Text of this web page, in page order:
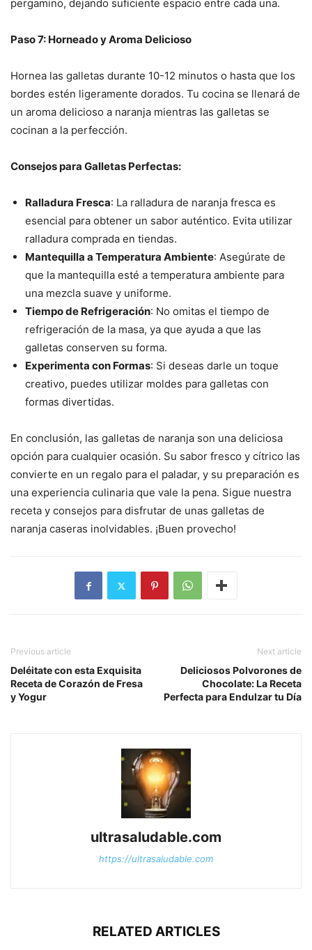
pergamino, dejando suficiente espacio entre cada una.
Paso 7: Horneado y Aroma Delicioso
Hornea las galletas durante 10-12 minutos o hasta que los
bordes estén ligeramente dorados. Tu cocina se llenará de
un aroma delicioso a naranja mientras las galletas se
cocinan a la perfección.
Consejos para Galletas Perfectas:
Ralladura Fresca: La ralladura de naranja fresca es
esencial para obtener un sabor auténtico. Evita utilizar
ralladura comprada en tiendas.
Mantequilla a Temperatura Ambiente: Asegúrate de
que la mantequilla esté a temperatura ambiente para
una mezcla suave y uniforme.
Tiempo de Refrigeración: No omitas el tiempo de
refrigeración de la masa, ya que ayuda a que las
galletas conserven su forma.
Experimenta con Formas: Si deseas darle un toque
creativo, puedes utilizar moldes para galletas con
formas divertidas.
En conclusión, las galletas de naranja son una deliciosa
opción para cualquier ocasión. Su sabor fresco y cítrico las
convierte en un regalo para el paladar, y su preparación es
una experiencia culinaria que vale la pena. Sigue nuestra
receta y consejos para disfrutar de unas galletas de
naranja caseras inolvidables. ¡Buen provecho!
Previous article
Deléitate con esta Exquisita
Receta de Corazón de Fresa
y Yogur
Next article
Deliciosos Polvorones de
Chocolate: La Receta
Perfecta para Endulzar tu Día
ultrasaludable.com
https://ultrasaludable.com
RELATED ARTICLES